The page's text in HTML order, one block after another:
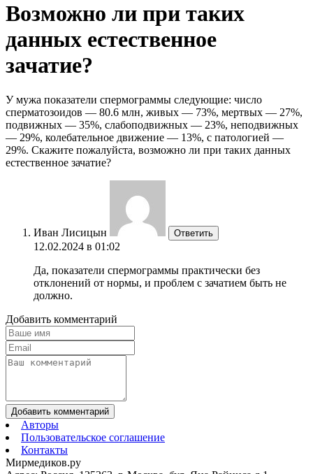
Возможно ли при таких
данных естественное
зачатие?
У мужа показатели спермограммы следующие: число
сперматозоидов — 80.6 млн, живых — 73%, мертвых — 27%,
подвижных — 35%, слабоподвижных — 23%, неподвижных
— 29%, колебательное движение — 13%, с патологией —
29%. Скажите пожалуйста, возможно ли при таких данных
естественное зачатие?
Иван Лисицын Ответить
12.02.2024 в 01:02
Да, показатели спермограммы практически без
отклонений от нормы, и проблем с зачатием быть не
должно.
Добавить комментарий
Добавить комментарий
Авторы
Пользовательское соглашение
Контакты
Мирмедиков.ру